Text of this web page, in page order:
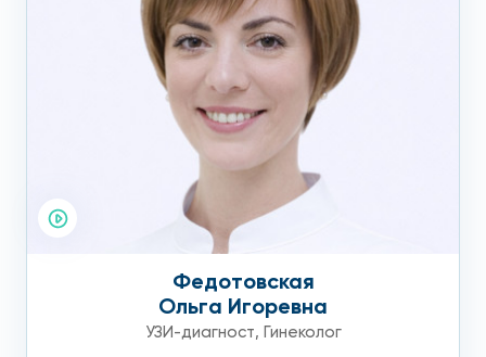
Федотовская
Ольга Игоревна
УЗИ-диагност, Гинеколог